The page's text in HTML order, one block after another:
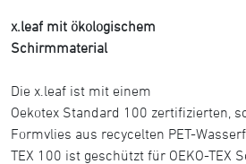
x.leaf mit ökologischem
Schirmmaterial
Die x.leaf ist mit einem
Oekotex Standard 100 zertifizierten,
Formvlies aus recycelten PET-
TEX 100 ist geschützt für OEKO-TEX